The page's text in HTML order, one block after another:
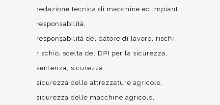
redazione tecnica di macchine ed impianti
responsabilità
responsabilità del datore di lavoro
rischi
rischio scelta del DPI per la sicurezza
sentenza sicurezza
sicurezza delle attrezzature agricole
sicurezza delle macchine agricole